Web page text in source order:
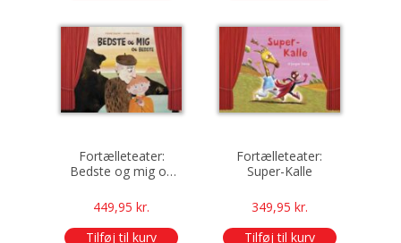
Fortælleteater:
Bedste og mig og
449,95kr.
Tilføj til kurv
Fortælleteater:
Super-Kalle
349,95 kr.
Tilføj til kurv